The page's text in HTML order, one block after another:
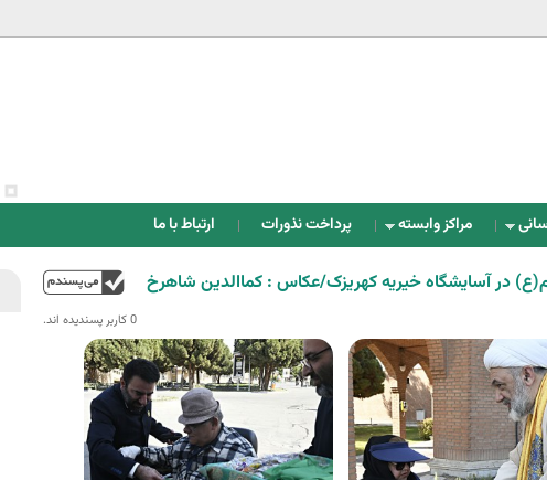
مراکز وابسته پرداخت نذورات ارتباط با ما
0 کاربر پسندیده اند.‎
در آسایشگاه خیریه کهریزک/عکاس : کماالدین شاهرخ